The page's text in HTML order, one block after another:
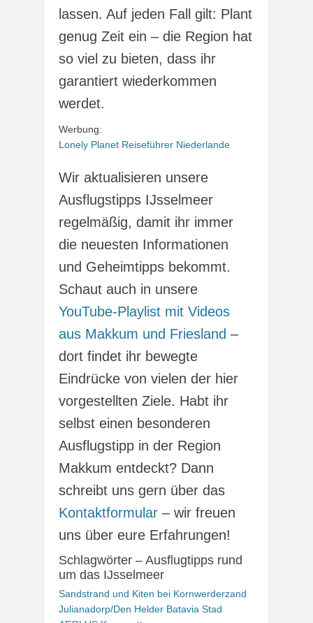
lassen. Auf jeden Fall gilt: Plant
genug Zeit ein – die Region hat
so viel zu bieten, dass ihr
garantiert wiederkommen
werdet.
Werbung:
Lonely Planet Reiseführer Niederlande
Wir aktualisieren unsere
Ausflugstipps IJsselmeer
regelmäßig, damit ihr immer
die neuesten Informationen
und Geheimtipps bekommt.
Schaut auch in unsere
YouTube-Playlist mit Videos
aus Makkum und Friesland –
dort findet ihr bewegte
Eindrücke von vielen der hier
vorgestellten Ziele. Habt ihr
selbst einen besonderen
Ausflugstipp in der Region
Makkum entdeckt? Dann
schreibt uns gern über das
Kontaktformular – wir freuen
uns über eure Erfahrungen!
Schlagwörter – Ausflugtipps rund
um das IJsselmeer
Sandstrand und Kiten bei Kornwerderzand
Julianadorp/Den Helder Batavia Stad